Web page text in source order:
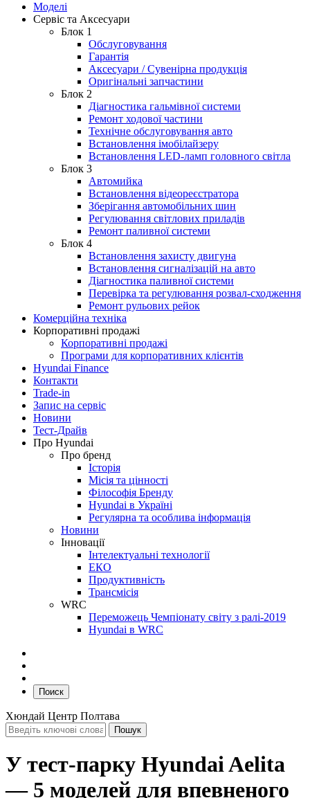
Моделі
Сервіс та Аксесуари
Блок 1
Обслуговування
Гарантія
Аксесуари / Сувенірна продукція
Оригінальні запчастини
Блок 2
Діагностика гальмівної системи
Ремонт ходової частини
Технічне обслуговування авто
Встановлення імобілайзеру
Встановлення LED-ламп головного світла
Блок 3
Автомийка
Встановлення відеореєстратора
Зберігання автомобільних шин
Регулювання світлових приладів
Ремонт паливної системи
Блок 4
Встановлення захисту двигуна
Встановлення сигналізацій на авто
Діагностика паливної системи
Перевірка та регулювання розвал-сходження
Ремонт рульових рейок
Комерційна техніка
Корпоративні продажі
Корпоративні продажі
Програми для корпоративних клієнтів
Hyundai Finance
Контакти
Trade-in
Запис на сервіс
Новини
Тест-Драйв
Про Hyundai
Про бренд
Історія
Місія та цінності
Філософія Бренду
Hyundai в Україні
Регулярна та особлива інформація
Новини
Інновації
Інтелектуальні технології
ЕКО
Продуктивність
Трансмісія
WRC
Переможець Чемпіонату світу з ралі-2019
Hyundai в WRC
Поиск
Хюндай Центр Полтава
У тест-парку Hyundai Aelita
— 5 моделей для впевненого